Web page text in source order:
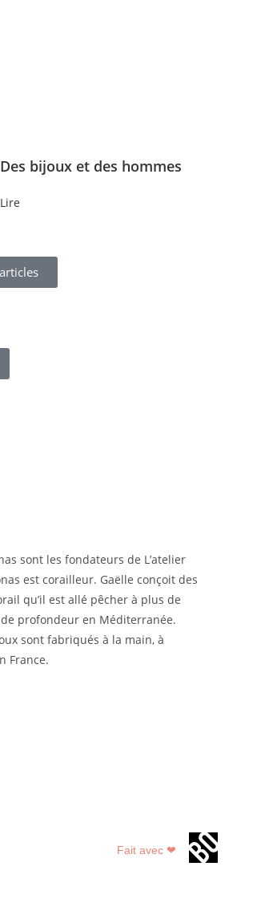
Des bijoux et des hommes
Lire
sont les fondateurs de L’atelier
est corailleur. Gaëlle conçoit des
qu’il est allé pêcher à plus de
profondeur en Méditerranée.
sont fabriqués à la main, à
France.
Fait avec ❤